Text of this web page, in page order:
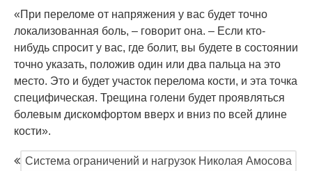
«При переломе от напряжения у вас будет точно
локализованная боль, – говорит она. – Если кто-
нибудь спросит у вас, где болит, вы будете в состоянии
точно указать, положив один или два пальца на это
место. Это и будет участок перелома кости, и эта точка
специфическая. Трещина голени будет проявляться
болевым дискомфортом вверх и вниз по всей длине
кости».
Система ограничений и нагрузок Николая Амосова